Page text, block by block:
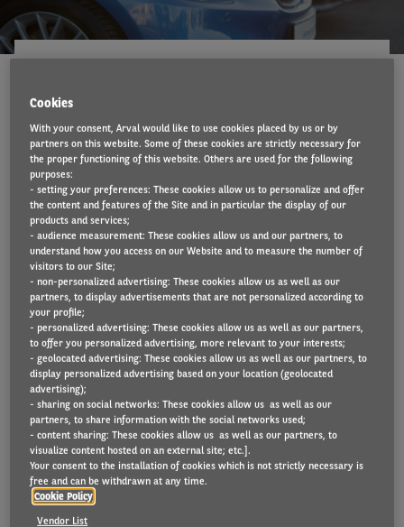
Bijna 9 op de 10 Belgische bedrijven (87%)
verwachten dat hun wagenpark de komende drie
jaar stabiel zal blijven of zal groeien. De KMO’s
daarentegen zijn voorzichtiger: 10% van hen
verwacht hun vloot af te bouwen, terwijl dat in
2024 nog maar 3% was. Kleine bedrijven zijn wel
positief over het gebruik van tweedehandswagens
in hun vloot. Dat blijkt uit de jaarlijkseMobility and
Fleet Barometer
Observatory, het kenniscentrum van mobiliteits-
oplossingenbedrijf Arval.
Bestuurders
Cookies
With your consent, Arval would like to use cookies placed by us or by
partners on this website. Some of these cookies are strictly necessary for
the proper functioning of this website. Others are used for the following
purposes:
- setting your preferences: These cookies allow us to personalize and offer
the content and features of the Site and in particular the display of our
products and services;
- audience measurement: These cookies allow us and our partners, to
understand how you access on our Website and to measure the number of
visitors to our Site;
- non-personalized advertising: These cookies allow us as well as our
partners, to display advertisements that are not personalized according to
your profile;
- personalized advertising: These cookies allow us as well as our partners,
to offer you personalized advertising, more relevant to your interests;
- geolocated advertising: These cookies allow us as well as our partners, to
display personalized advertising based on your location (geolocated
advertising);
- sharing on social networks: These cookies allow us as well as our
partners, to share information with the social networks used;
- content sharing: These cookies allow us as well as our partners, to
visualize content hosted on an external site; etc.].
Your consent to the installation of cookies which is not strictly necessary is
free and can be withdrawn at any time.
Cookie Policy
Vendor List